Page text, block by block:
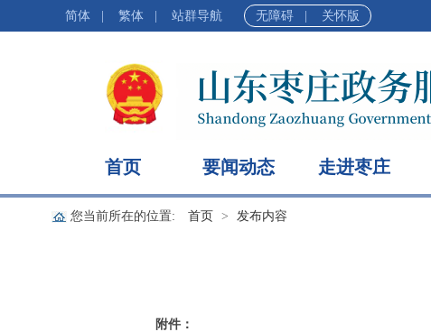
简体 繁体 站群导航 无障碍 关怀版
首页 要闻动态 走进枣庄
您当前所在的位置: 首页 发布内容
附件：